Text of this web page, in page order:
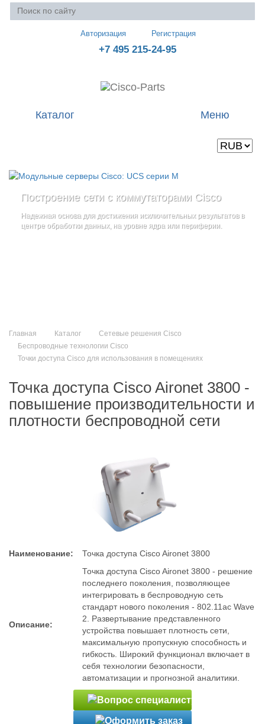
Авторизация Регистрация
+7 495 215-24-95
Меню
Каталог
Построение сети с коммутаторами Cisco
Надежная основа для достижения исключительных результатов в
центре обработки данных, на уровне ядра или периферии.
Стоечные серверы Cisco UCS серии C
Созданы для сокращения общей стоимости владенияи
повышение адаптивности Вашего бизнеса
дополнительные компоненты
Главная Каталог
Сетевые решения Cisco
Беспроводные технологии Cisco
Точки доступа Cisco для использования в помещениях
Точка доступа Cisco Aironet 3800 -
повышение производительности и
плотности беспроводной сети
Наименование: Точка доступа Cisco Aironet 3800
Описание:
Точка доступа Cisco Aironet 3800 - решение
последнего поколения, позволяющее
интегрировать в беспроводную сеть
стандарт нового поколения - 802.11ac Wave
2. Развертывание представленного
устройства повышает плотность сети,
максимальную пропускную способность и
гибкость. Широкий функционал включает в
себя технологии безопасности,
автоматизации и прогнозной аналитики.